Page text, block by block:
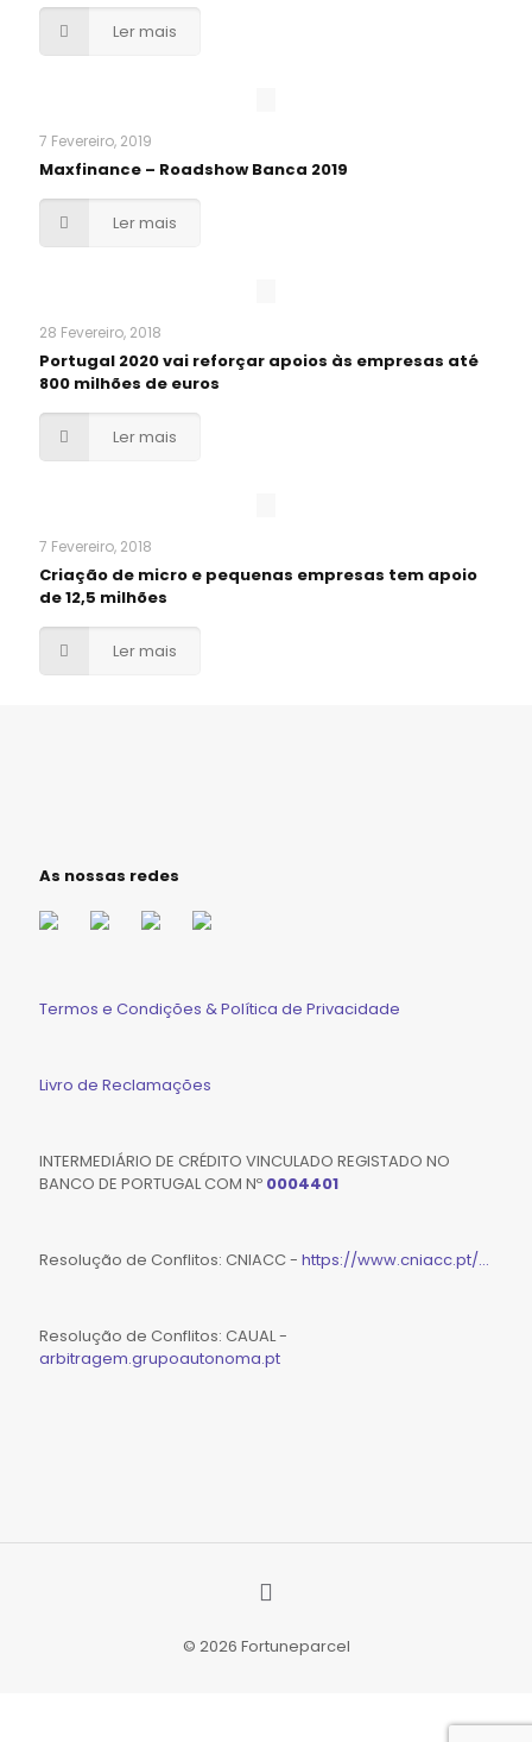
Ler mais
7 Fevereiro, 2019
Maxfinance – Roadshow Banca 2019
Ler mais
28 Fevereiro, 2018
Portugal 2020 vai reforçar apoios às empresas até
800 milhões de euros
Ler mais
7 Fevereiro, 2018
Criação de micro e pequenas empresas tem apoio
de 12,5 milhões
Ler mais
As nossas redes
Termos e Condições & Política de Privacidade
Livro de Reclamações
INTERMEDIÁRIO DE CRÉDITO VINCULADO REGISTADO NO
BANCO DE PORTUGAL COM Nº 0004401
Resolução de Conflitos: CNIACC - https://www.cniacc.pt/...
Resolução de Conflitos: CAUAL -
arbitragem.grupoautonoma.pt
© 2026 Fortuneparcel